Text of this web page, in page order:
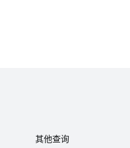
其他查询